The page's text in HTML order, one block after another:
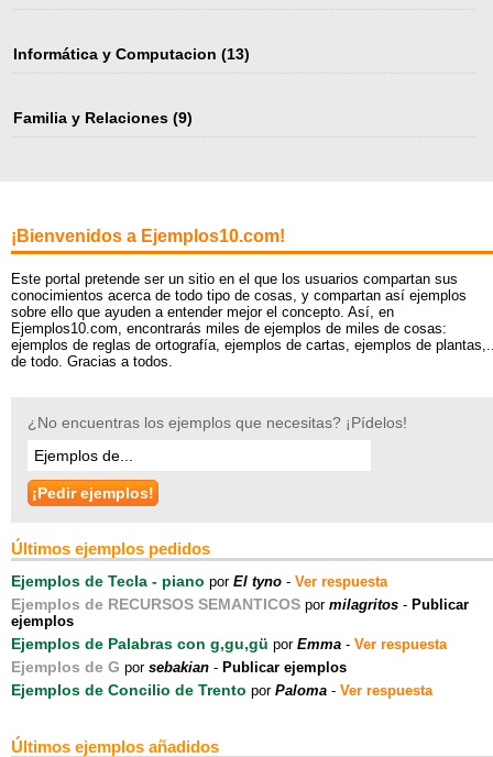
Informática y Computacion (13)
Familia y Relaciones (9)
¡Bienvenidos a Ejemplos10.com!
Este portal pretende ser un sitio en el que los usuarios compartan sus
conocimientos acerca de todo tipo de cosas, y compartan así ejemplos
sobre ello que ayuden a entender mejor el concepto. Así, en
Ejemplos10.com, encontrarás miles de ejemplos de miles de cosas:
ejemplos de reglas de ortografía, ejemplos de cartas, ejemplos de
de todo. Gracias a todos.
¿No encuentras los ejemplos que necesitas? ¡Pídelos!
Últimos ejemplos pedidos
Ejemplos de Tecla - piano por El tyno - Ver respuesta
Ejemplos de RECURSOS SEMANTICOS por milagritos - Publicar
ejemplos
Ejemplos de Palabras con g,gu,gü por Emma - Ver respuesta
Ejemplos de G por sebakian - Publicar ejemplos
Ejemplos de Concilio de Trento por Paloma - Ver respuesta
Últimos ejemplos añadidos